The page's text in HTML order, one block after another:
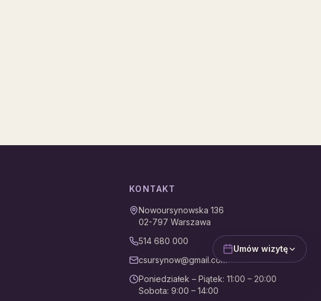
KONTAKT
Nowoursynowska 136
02-797 Warszawa
514 680 000
csursynow@gmail.com
Poniedziałek – Piątek: 11:00 – 20:00
Sobota: 9:00 – 14:00
Umów wizytę